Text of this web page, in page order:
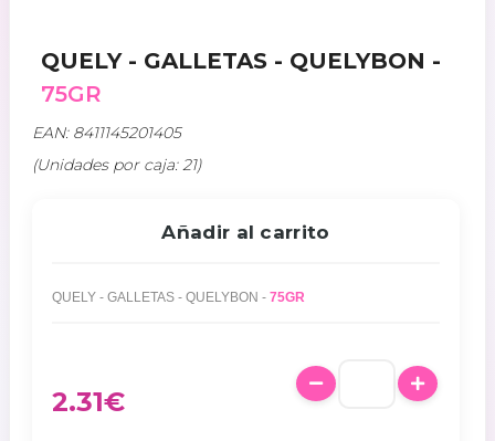
QUELY - GALLETAS - QUELYBON -
75GR
EAN: 8411145201405
(Unidades por caja: 21)
Añadir al carrito
QUELY - GALLETAS - QUELYBON - 75GR
2.31€